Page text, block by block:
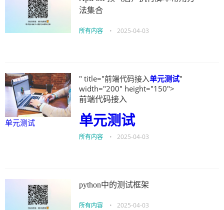
法集合
所有内容 • 2025-04-03
单元测试
" title="前端代码接入单元测试"
width="200" height="150">
前端代码接入
单元测试
所有内容 • 2025-04-03
python中的测试框架
所有内容 • 2025-04-03